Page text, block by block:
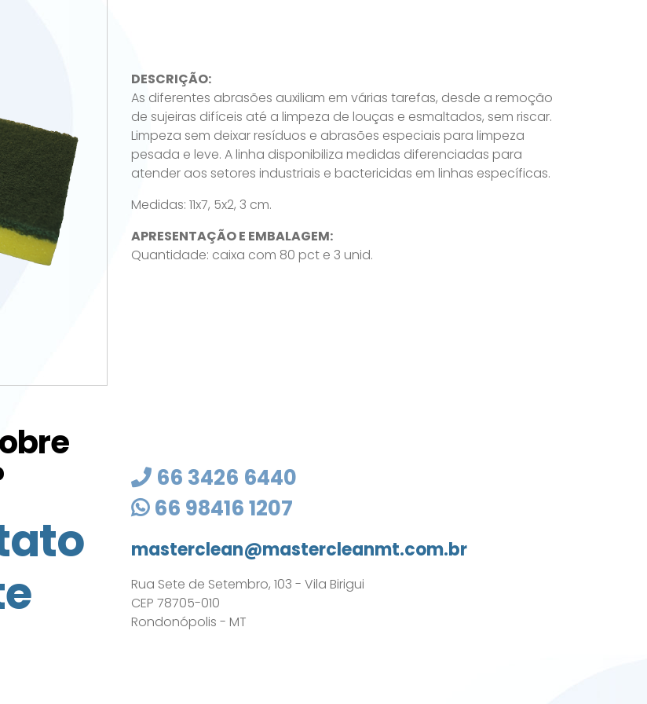
DESCRIÇÃO:
As diferentes abrasões auxiliam em várias tarefas, desde a remoção
de sujeiras difíceis até a limpeza de louças e esmaltados, sem riscar.
Limpeza sem deixar resíduos e abrasões especiais para limpeza
pesada e leve. A linha disponibiliza medidas diferenciadas para
atender aos setores industriais e bactericidas em linhas específicas.
Medidas: 11x7, 5x2, 3 cm.
APRESENTAÇÃO E EMBALAGEM:
Quantidade: caixa com 80 pct e 3 unid.
66 3426 6440
66 98416 1207
masterclean@mastercleanmt.com.br
Rua Sete de Setembro, 103 - Vila Birigui
CEP 78705-010
Rondonópolis - MT